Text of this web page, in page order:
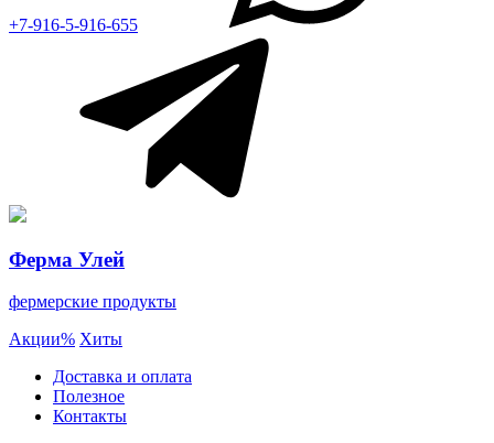
+7-916-5-916-655
Ферма Улей
фермерские продукты
Акции% Хиты
Доставка и оплата
Полезное
Контакты